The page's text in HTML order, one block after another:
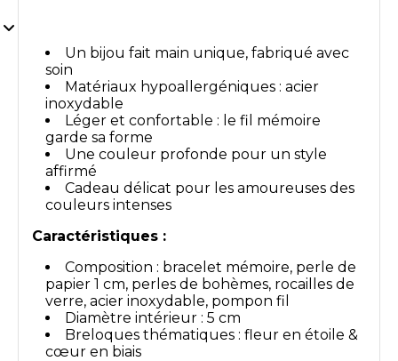
Un bijou fait main unique, fabriqué avec
soin
Matériaux hypoallergéniques : acier
inoxydable
Léger et confortable : le fil mémoire
garde sa forme
Une couleur profonde pour un style
affirmé
Cadeau délicat pour les amoureuses des
couleurs intenses
Caractéristiques :
Composition : bracelet mémoire, perle de
papier 1 cm, perles de bohèmes, rocailles de
verre, acier inoxydable, pompon fil
Diamètre intérieur : 5 cm
Breloques thématiques : fleur en étoile &
cœur en biais